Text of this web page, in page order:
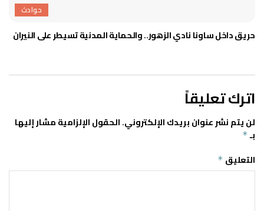
حوادث
حريق داخل ساونا نادي الزهور.. والحماية المدنية تسيطر على النيران
اترك تعليقاً
لن يتم نشر عنوان بريدك الإلكتروني.الحقول الإلزامية مشار إليها
بـ *
التعليق *